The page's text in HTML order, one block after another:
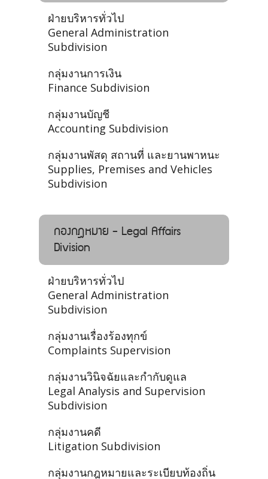
ฝ่ายบริหารทั่วไป
General Administration
Subdivision
กลุ่มงานการเงิน
Finance Subdivision
กลุ่มงานบัญชี
Accounting Subdivision
กลุ่มงานพัสดุ สถานที่ และยานพาหนะ
Supplies, Premises and Vehicles
Subdivision
กองกฎหมาย - Legal Affairs
Division
ฝ่ายบริหารทั่วไป
General Administration
Subdivision
กลุ่มงานเรื่องร้องทุกข์
Complaints Supervision
กลุ่มงานวินิจฉัยและกำกับดูแล
Legal Analysis and Supervision
Subdivision
กลุ่มงานคดี
Litigation Subdivision
กลุ่มงานกฎหมายและระเบียบท้องถิ่น